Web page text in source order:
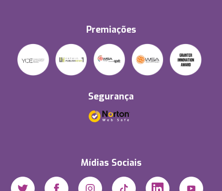
Premiações
Segurança
Mídias Sociais